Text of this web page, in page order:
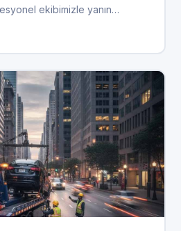
ekibimizle yanın…